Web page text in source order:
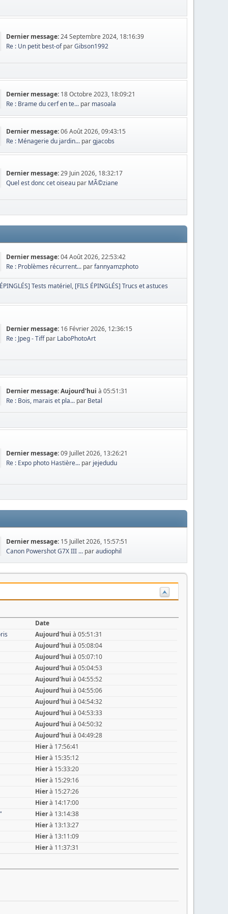
Dernier message:24 Septembre 2024, 18:16:39
Re : Un petit best-ofparGibson1992
Dernier message: 18 Octobre 2023, 18:09:21
Re : Brame du cerf en te... par masoala
Dernier message:06 Août 2026, 09:43:15
Re : Ménagerie du jardin... pargjacobs
Dernier message:29 Juin 2026, 18:32:17
Quel est donc cet oiseau par MÃ©ziane
Dernier message:04 Août 2026, 22:53:42
Re : Problèmes récurrent... parfannyamzphoto
Tests matériel [FILS ÉPINGLÉS] Trucs et astuces
Dernier message: 16 Février 2026, 12:36:15
Re : Jpeg - Tiffpar LaboPhotoArt
Dernier message:Aujourd'hui à 05:51:31
Re : Bois, marais et pla... par Betal
Dernier message:09 Juillet 2026, 13:26:21
Re : Expo photo Hastière... par jejedudu
Dernier message: 15 Juillet 2026, 15:57:51
Canon Powershot G7X III ... paraudiophil
Date
Aujourd'hui à 05:51:31
Aujourd'hui à 05:08:04
Aujourd'hui à 05:07:10
Aujourd'hui à 05:04:53
Aujourd'hui à 04:55:52
Aujourd'hui à 04:55:06
Aujourd'hui à 04:54:32
Aujourd'hui à 04:53:33
Aujourd'hui à 04:50:32
Aujourd'hui à 04:49:28
Hierà 17:56:41
Hierà 15:35:12
Hierà 15:33:20
Hierà 15:29:16
Hierà 15:27:26
Hierà 14:17:00
Hierà 13:14:38
Hierà 13:13:27
Hierà 13:11:09
Hierà 11:37:31